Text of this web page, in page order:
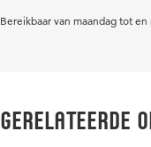
Bereikbaar van maandag tot
Gerelateerde